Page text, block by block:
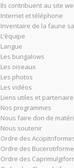
Ils contribuent au site
Internet et téléphone
Inventaire de la faune
L’équipe
Langue
Les bungalows
Les oiseaux
Les photos
Les vidéos
Liens utiles et
Nos programmes
Nous faire don de
Nous soutenir
Ordre des
Ordre des
Ordre des